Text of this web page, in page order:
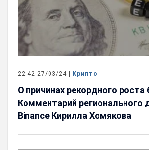
22:42 27/03/24 | Крипто
О причинах рекордного роста
Комментарий регионального
Binance Кирилла Хомякова